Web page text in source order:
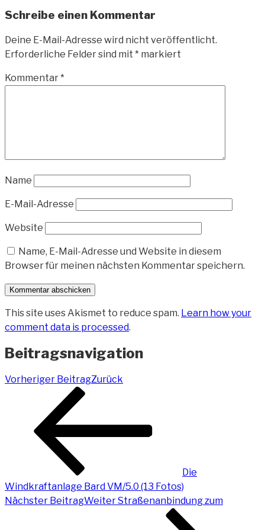
Schreibe einen Kommentar
Deine E-Mail-Adresse wird nicht veröffentlicht.
Erforderliche Felder sind mit * markiert
Kommentar*
Name
E-Mail-Adresse
Website
Name, E-Mail-Adresse und Website in diesem
Browser für meinen nächsten Kommentar speichern.
This site uses Akismet to reduce spam. Learn how your
comment data is processed.
Beitragsnavigation
Vorheriger BeitragZurück
Die
Windkraftanlage Bard VM/5.0 (13 Fotos)
Nächster BeitragWeiterStraßenanbindung zum